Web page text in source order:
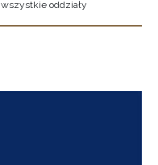
wszystkie oddziały